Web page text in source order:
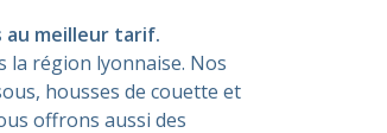
au meilleur tarif.
la région lyonnaise. Nos
housses de couette et
offrons aussi des